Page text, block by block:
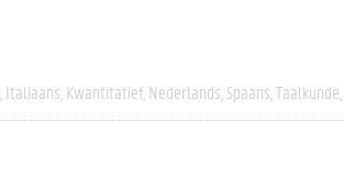
Italiaans Kwantitatief Nederlands Spaans Taalkunde